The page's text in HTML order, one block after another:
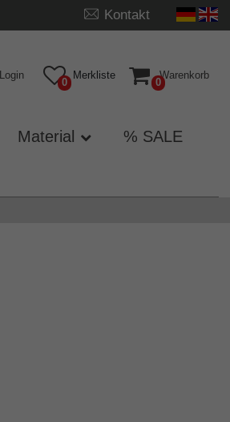
Kontakt
Login
0
Merkliste
0
Warenkorb
Material % SALE